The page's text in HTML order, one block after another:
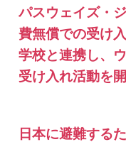
パスウェイズ・
費無償での受け
学校と連携し、
受け入れ活動を
日本に避難する